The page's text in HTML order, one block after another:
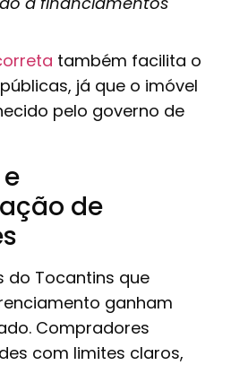
também facilita o
já que o imóvel
pelo governo de
de
do Tocantins que
ganham
Compradores
com limites claros,